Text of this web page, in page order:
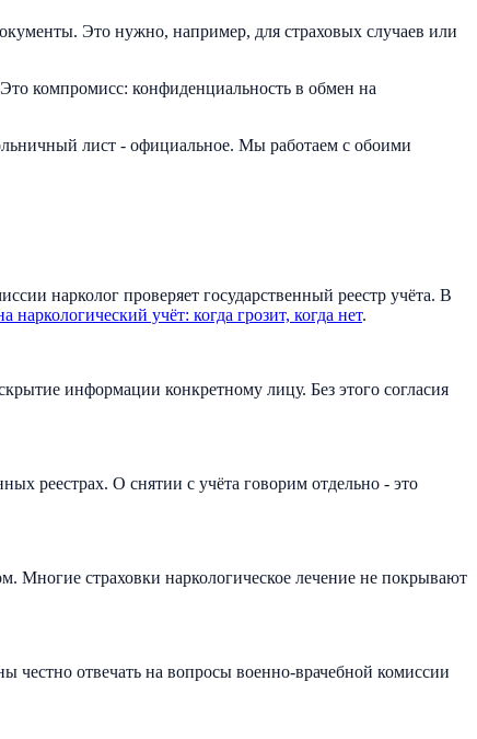
Это нужно, например, для страховых случаев или
компромисс: конфиденциальность в обмен на
лист - официальное. Мы работаем с обоими
нарколог проверяет государственный реестр учёта. В
наркологический учёт: когда грозит, когда нет.
информации конкретному лицу. Без этого согласия
реестрах. О снятии с учёта говорим отдельно - это
страховки наркологическое лечение не покрывают
честно отвечать на вопросы военно-врачебной комиссии